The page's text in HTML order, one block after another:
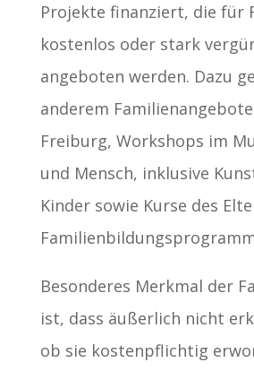
Projekte finanziert, die für
kostenlos oder stark
angeboten werden. Dazu
anderem
Freiburg, Workshops im
und Mensch, inklusive
Kinder sowie Kurse des
Besonderes Merkmal der
ist, dass äußerlich nicht
ob sie kostenpflichtig